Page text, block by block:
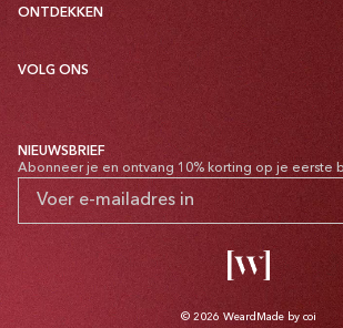
ONTDEKKEN
VOLG ONS
NIEUWSBRIEF
Abonneer je en ontvang 10% korting op je eerste
© 2026 Weard Made by coi